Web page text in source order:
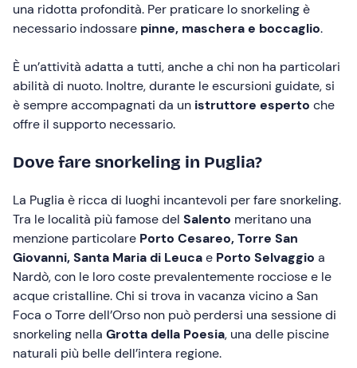
una ridotta profondità. Per praticare lo snorkeling è
necessario indossare pinne, maschera e boccaglio.
È un’attività adatta a tutti, anche a chi non ha particolari
abilità di nuoto. Inoltre, durante le escursioni guidate, si
è sempre accompagnati da un istruttore esperto che
offre il supporto necessario.
Dove fare snorkeling in Puglia?
La Puglia è ricca di luoghi incantevoli per fare snorkeling.
Tra le località più famose del Salento meritano una
menzione particolare Porto Cesareo,Torre San
Giovanni,Santa Maria di Leucae Porto Selvaggio a
Nardò, con le loro coste prevalentemente rocciose e le
acque cristalline. Chi si trova in vacanza vicino a San
Foca o Torre dell’Orso non può perdersi una sessione di
snorkeling nella Grotta della Poesia, una delle piscine
naturali più belle dell’intera regione.